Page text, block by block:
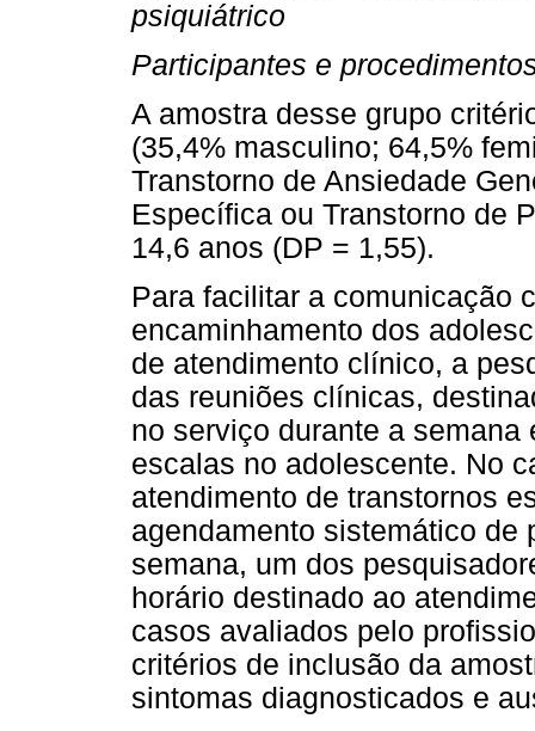
psiquiátrico
Participantes e
A amostra desse grupo
(35,4% masculino; 64,5%
Transtorno de Ansiedade
Específica ou Transtorno de
14,6 anos (DP = 1,55).
Para facilitar a comunicação
encaminhamento dos
de atendimento clínico, a
das reuniões clínicas,
no serviço durante a
escalas no adolescente. No
atendimento de transtornos
agendamento sistemático de
semana, um dos
horário destinado ao
casos avaliados pelo
critérios de inclusão da
sintomas diagnosticados e